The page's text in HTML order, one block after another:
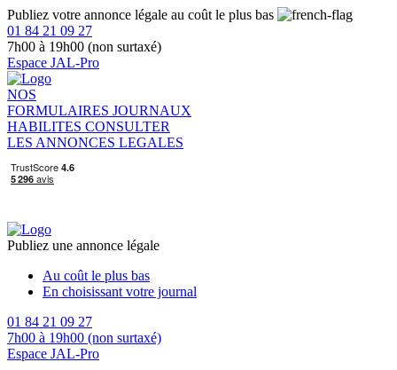
Publiez votre annonce légale au coût le plus bas
01 84 21 09 27
7h00 à 19h00 (non surtaxé)
Espace JAL-Pro
NOS
FORMULAIRES JOURNAUX
HABILITES CONSULTER
LES ANNONCES LEGALES
Publiez une annonce légale
Au coût le plus bas
En choisissant votre journal
01 84 21 09 27
7h00 à 19h00 (non surtaxé)
Espace JAL-Pro